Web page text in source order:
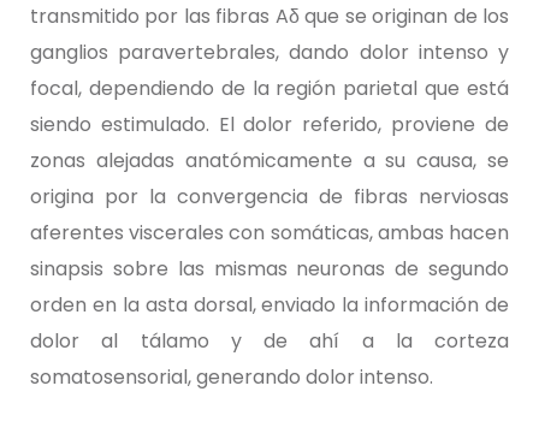
transmitido por las fibras Aδ que se originan de los
ganglios paravertebrales, dando dolor intenso y
focal, dependiendo de la región parietal que está
siendo estimulado. El dolor referido, proviene de
zonas alejadas anatómicamente a su causa, se
origina por la convergencia de fibras nerviosas
aferentes viscerales con somáticas, ambas hacen
sinapsis sobre las mismas neuronas de segundo
orden en la asta dorsal, enviado la información de
dolor al tálamo y de ahí a la corteza
somatosensorial, generando dolor intenso.